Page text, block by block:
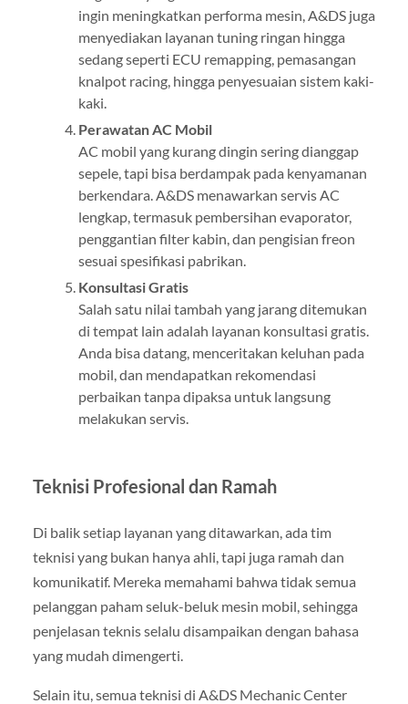
ingin meningkatkan performa mesin, A&DS juga
menyediakan layanan tuning ringan hingga
sedang seperti ECU remapping, pemasangan
knalpot racing, hingga penyesuaian sistem kaki-
kaki.
Perawatan AC Mobil
AC mobil yang kurang dingin sering dianggap
sepele, tapi bisa berdampak pada kenyamanan
berkendara. A&DS menawarkan servis AC
lengkap, termasuk pembersihan evaporator,
penggantian filter kabin, dan pengisian freon
sesuai spesifikasi pabrikan.
Konsultasi Gratis
Salah satu nilai tambah yang jarang ditemukan
di tempat lain adalah layanan konsultasi gratis.
Anda bisa datang, menceritakan keluhan pada
mobil, dan mendapatkan rekomendasi
perbaikan tanpa dipaksa untuk langsung
melakukan servis.
Teknisi Profesional dan Ramah
Di balik setiap layanan yang ditawarkan, ada tim
teknisi yang bukan hanya ahli, tapi juga ramah dan
komunikatif. Mereka memahami bahwa tidak semua
pelanggan paham seluk-beluk mesin mobil, sehingga
penjelasan teknis selalu disampaikan dengan bahasa
yang mudah dimengerti.
Selain itu, semua teknisi di A&DS Mechanic Center